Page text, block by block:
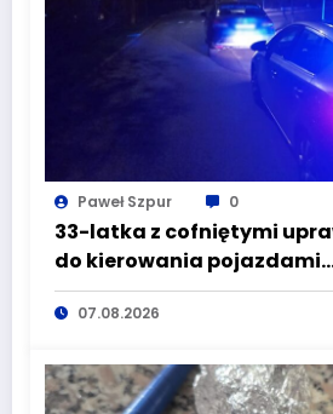
Paweł Szpur 0
33-latka z cofniętymi
do kierowania pojazdami
wyeliminowana z
07.08.2026